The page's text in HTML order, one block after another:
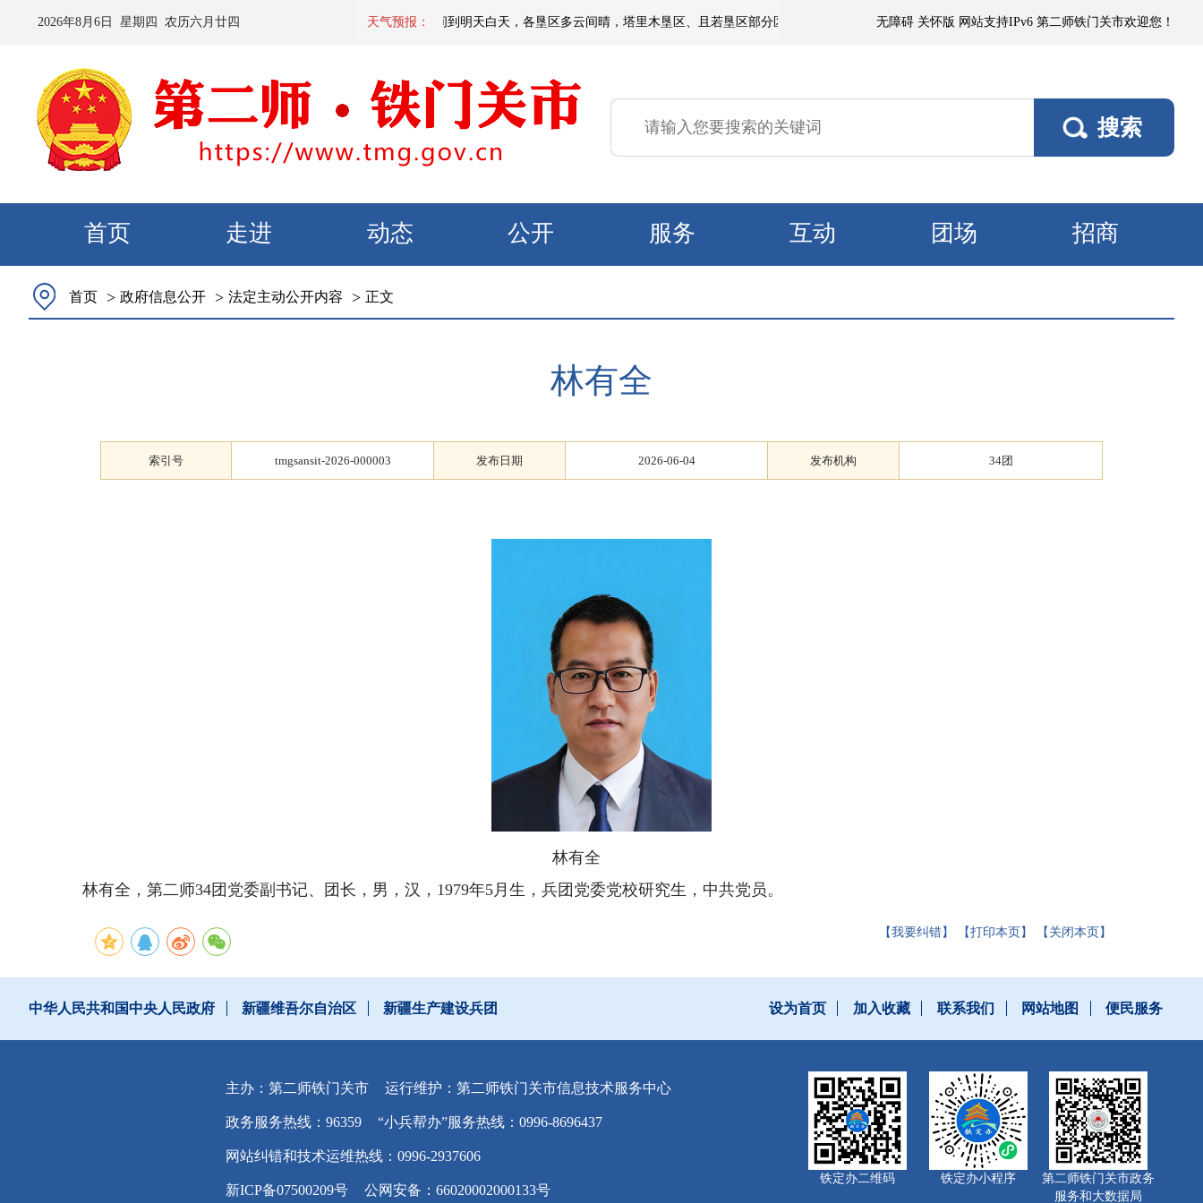
2026年8月 6 日 星期 四 农历六月廿四 天气预报：
预计：今天夜间到明天白天，各垦区多云间晴，塔里木垦区、且若垦区部分区域有短时扬沙或浮尘，局部有微到小阵雨；各垦区阵风4～5级，南部垦
无障碍 关怀版 网站支持IPv6 第二师铁门关市欢迎您！
首页 走进 动态 公开 服务 互动 团场 招商
首页 > 政府信息公开 > 法定主动公开内容 > 正文
林有全
索引号 tmgsansit-2026-000003 发布日期 2026-06-04 发布机构 34团
林有全
林有全，第二师34团党委副书记、团长，男，汉，1979年5月生，兵团党委党校研究生，中共党员。
【我要纠错】 【打印本页】 【关闭本页】
中华人民共和国中央人民政府 新疆维吾尔自治区 新疆生产建设兵团 设为首页 加入收藏 联系我们 网站地图 便民服务
主办：第二师铁门关市 运行维护：第二师铁门关市信息技术服务中心
政务服务热线：96359 “小兵帮办”服务热线：0996-8696437
网站纠错和技术运维热线：0996-2937606
新ICP备07500209号 公网安备：66020002000133号
铁定办二维码 铁定办小程序
第二师铁门关市政务
服务和大数据局